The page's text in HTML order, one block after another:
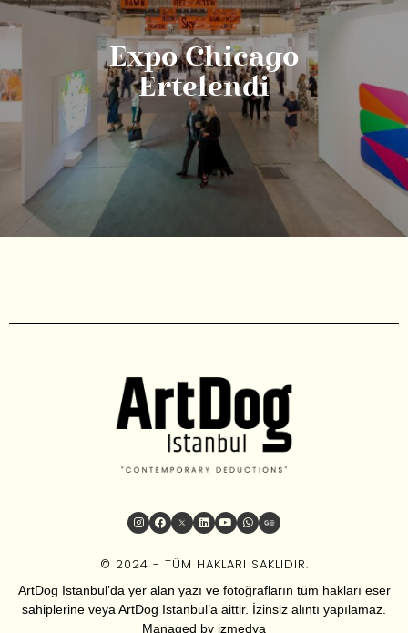
Expo Chicago
Ertelendi
© 2024 - TÜM HAKLARI SAKLIDIR.
ArtDog Istanbul’da yer alan yazı ve fotoğrafların tüm hakları eser
sahiplerine veya ArtDog Istanbul’a aittir. İzinsiz alıntı yapılamaz.
Managed by izmedya